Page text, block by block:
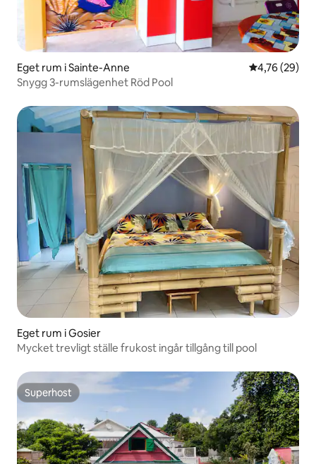
Eget rum i Sainte-Anne 4,76 av 5 i
4,76 (29)
Snygg 3-rumslägenhet Röd Pool
Eget rum i Gosier
Mycket trevligt ställe frukost ingår tillgång till pool
Superhost
Superhost